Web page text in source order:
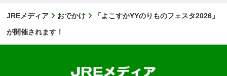
JREメディア おでかけ
「よこすかYYのりものフェスタ2026」
が開催されます！